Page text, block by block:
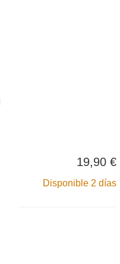
19,90 €
Disponible 2 días